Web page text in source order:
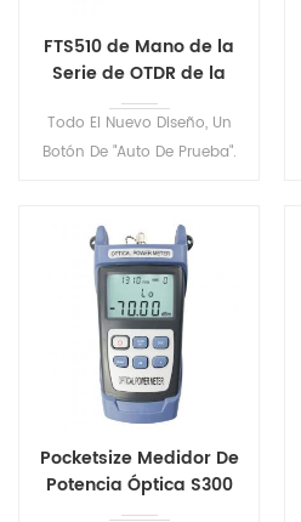
FTS510 de Mano de la
Serie de OTDR de la
Prueba de Conjunto
Todo El Nuevo Diseño, Un
Botón De "Auto De Prueba".
FTS510 de Mano de la Serie
de OTDR de Prueba tiene 8
modelos para satisfacer las
diversas entorno de prueba.
Pocketsize Medidor De
Potencia Óptica S300